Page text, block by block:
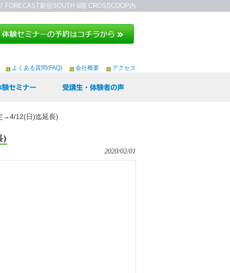
FORECAST新宿SOUTH 6階 CROSSCOOP内
よくある質問(FAQ) 会社概要 アクセス
験セミナー 受講生・体験者の声
→4/12(日)迄延長)
)
2020/02/01